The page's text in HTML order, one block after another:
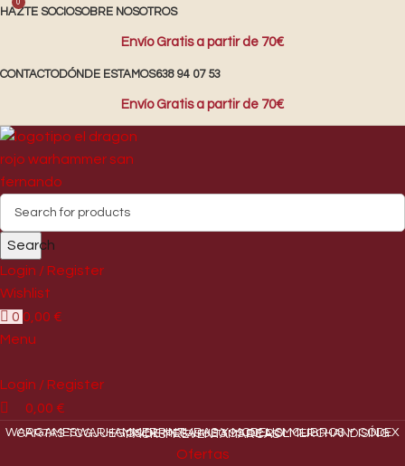
HAZTE SOCIOSOBRE NOSOTROS
Envío Gratis a partir de 70€
CONTACTODÓNDE ESTAMOS638 94 07 53
Envío Gratis a partir de 70€
Search
Login / Register
Wishlist
0 0,00 €
Menu
Login / Register
0
0,00 €
WARGAMESWARHAMMERPINTURAS Y MODELISMOLIBROS Y CÓDEX
CARTAS TCGJUEGOS DE MESAJUEGOS DE ROLMERCHANDISING
PACKSPREVENTAMARCAS
Ofertas